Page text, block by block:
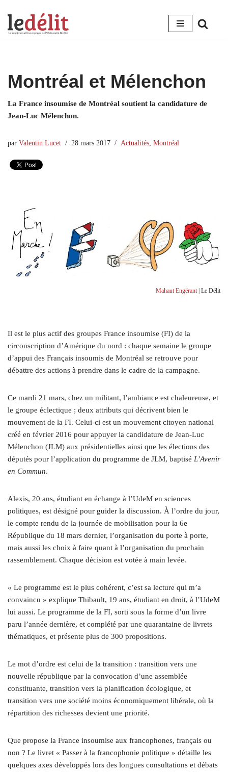
Aller
Montréal et Mélenchon
La France insoumise de Montréal soutient la candidature de
Jean-Luc Mélenchon.
par Valentin Lucet 28 mars 2017 Actualités Montréal
Mahaut Engérant | Le Délit
Il est le plus actif des groupes France insoumise (FI) de la
circonscription d’Amérique du nord : chaque semaine le groupe
d’appui des Français insoumis de Montréal se retrouve pour
débattre des actions à prendre dans le cadre de la campagne.
Ce mardi 21 mars, chez un militant, l’ambiance est chaleureuse, et
le groupe éclectique ; deux attributs qui décrivent bien le
mouvement de la FI. Celui-ci est un mouvement citoyen national
créé en février 2016 pour appuyer la candidature de Jean-Luc
Mélenchon (JLM) aux présidentielles ainsi que les élections des
députés pour l’application du programme de JLM, baptisé L’Avenir
en Commun.
Alexis, 20 ans, étudiant en échange à l’UdeM en sciences
politiques, est désigné pour guider la discussion. À l’ordre du jour,
le compte rendu de la journée de mobilisation pour la 6e
République du 18 mars dernier, l’organisation du porte à porte,
mais aussi les choix à faire quant à l’organisation du prochain
rassemblement. Chaque décision est votée à main levée.
« Le programme est le plus cohérent, c’est sa lecture qui m’a
convaincu » explique Thibault, 19 ans, étudiant en droit, à l’UdeM
lui aussi. Le programme de la FI, sorti sous la forme d’un livre
paru l’année dernière, et complété par une quarantaine de livrets
thématiques, et présente plus de 300 propositions.
Le mot d’ordre est celui de la transition : transition vers une
nouvelle république par la convocation d’une assemblée
constituante, transition vers la planification écologique, et
transition vers une société moins économiquement libérale, où la
répartition des richesses devient une priorité.
Que propose la France insoumise aux francophones, français ou
non ? Le livret « Passer à la francophonie politique » détaille les
quelques axes développés lors des longues consultations et débats